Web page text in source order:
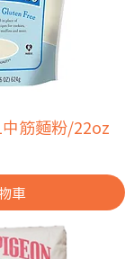
筋麵粉/22oz
車